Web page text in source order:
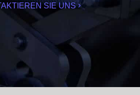
SIE UNS